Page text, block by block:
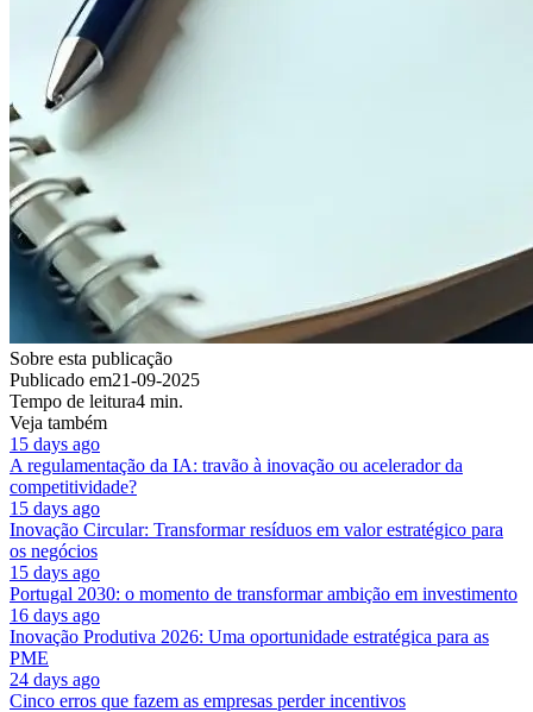
Sobre esta publicação
Publicado em21-09-2025
Tempo de leitura4 min.
Veja também
15 days ago
A regulamentação da IA: travão à inovação ou acelerador da
competitividade?
15 days ago
Inovação Circular: Transformar resíduos em valor estratégico para
os negócios
15 days ago
Portugal 2030: o momento de transformar ambição em investimento
16 days ago
Inovação Produtiva 2026: Uma oportunidade estratégica para as
PME
24 days ago
Cinco erros que fazem as empresas perder incentivos